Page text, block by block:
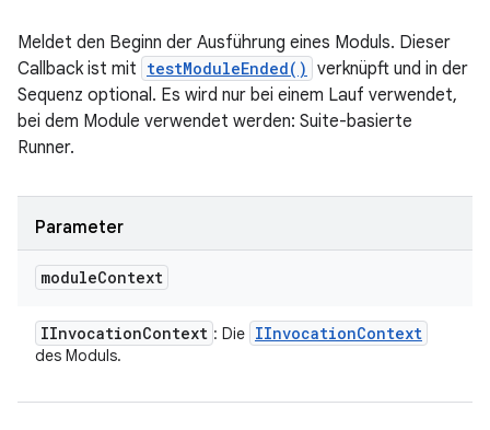
Meldet den Beginn der Ausführung eines Moduls. Dieser
Callback ist mit testModuleEnded() verknüpft und in der
Sequenz optional. Es wird nur bei einem Lauf verwendet,
bei dem Module verwendet werden: Suite-basierte
Runner.
Parameter
moduleContext
IInvocationContext : Die IInvocationContext
des Moduls.